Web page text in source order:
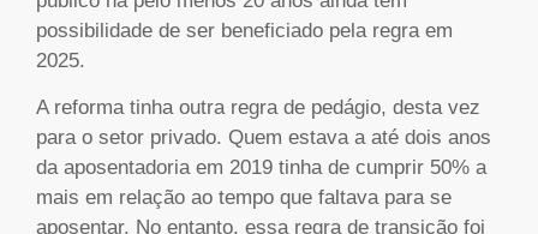
possibilidade de ser beneficiado pela regra em
2025.
A reforma tinha outra regra de pedágio, desta vez
para o setor privado. Quem estava a até dois anos
da aposentadoria em 2019 tinha de cumprir 50% a
mais em relação ao tempo que faltava para se
aposentar. No entanto, essa regra de transição foi